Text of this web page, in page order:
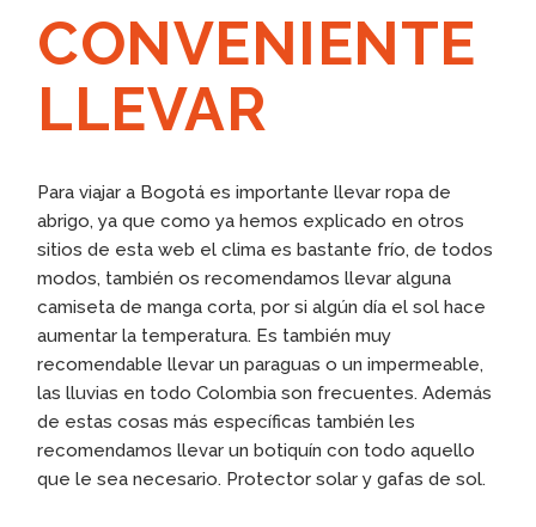
CONVENIENTE
LLEVAR
Para viajar a Bogotá es importante llevar ropa de
abrigo, ya que como ya hemos explicado en otros
sitios de esta web el clima es bastante frío, de todos
modos, también os recomendamos llevar alguna
camiseta de manga corta, por si algún día el sol hace
aumentar la temperatura. Es también muy
recomendable llevar un paraguas o un impermeable,
las lluvias en todo Colombia son frecuentes. Además
de estas cosas más específicas también les
recomendamos llevar un botiquín con todo aquello
que le sea necesario. Protector solar y gafas de sol.